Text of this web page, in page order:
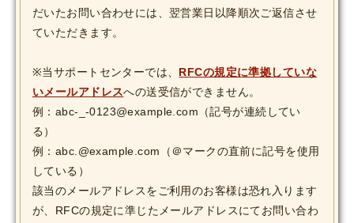
だいたお問い合わせには、翌営業日以降順次ご返信させ
ていただきます。
※当サポートセンターでは、 RFCの規定に準拠していな
いメールアドレスへの送受信ができません。
例：abc-_-0123@example.com（記号が連続してい
る）
例：abc.@example.com（＠マークの直前に記号を使用
している）
該当のメールアドレスをご利用のお客様は恐れ入ります
が、RFCの規定に準じたメールアドレスにてお問い合わ